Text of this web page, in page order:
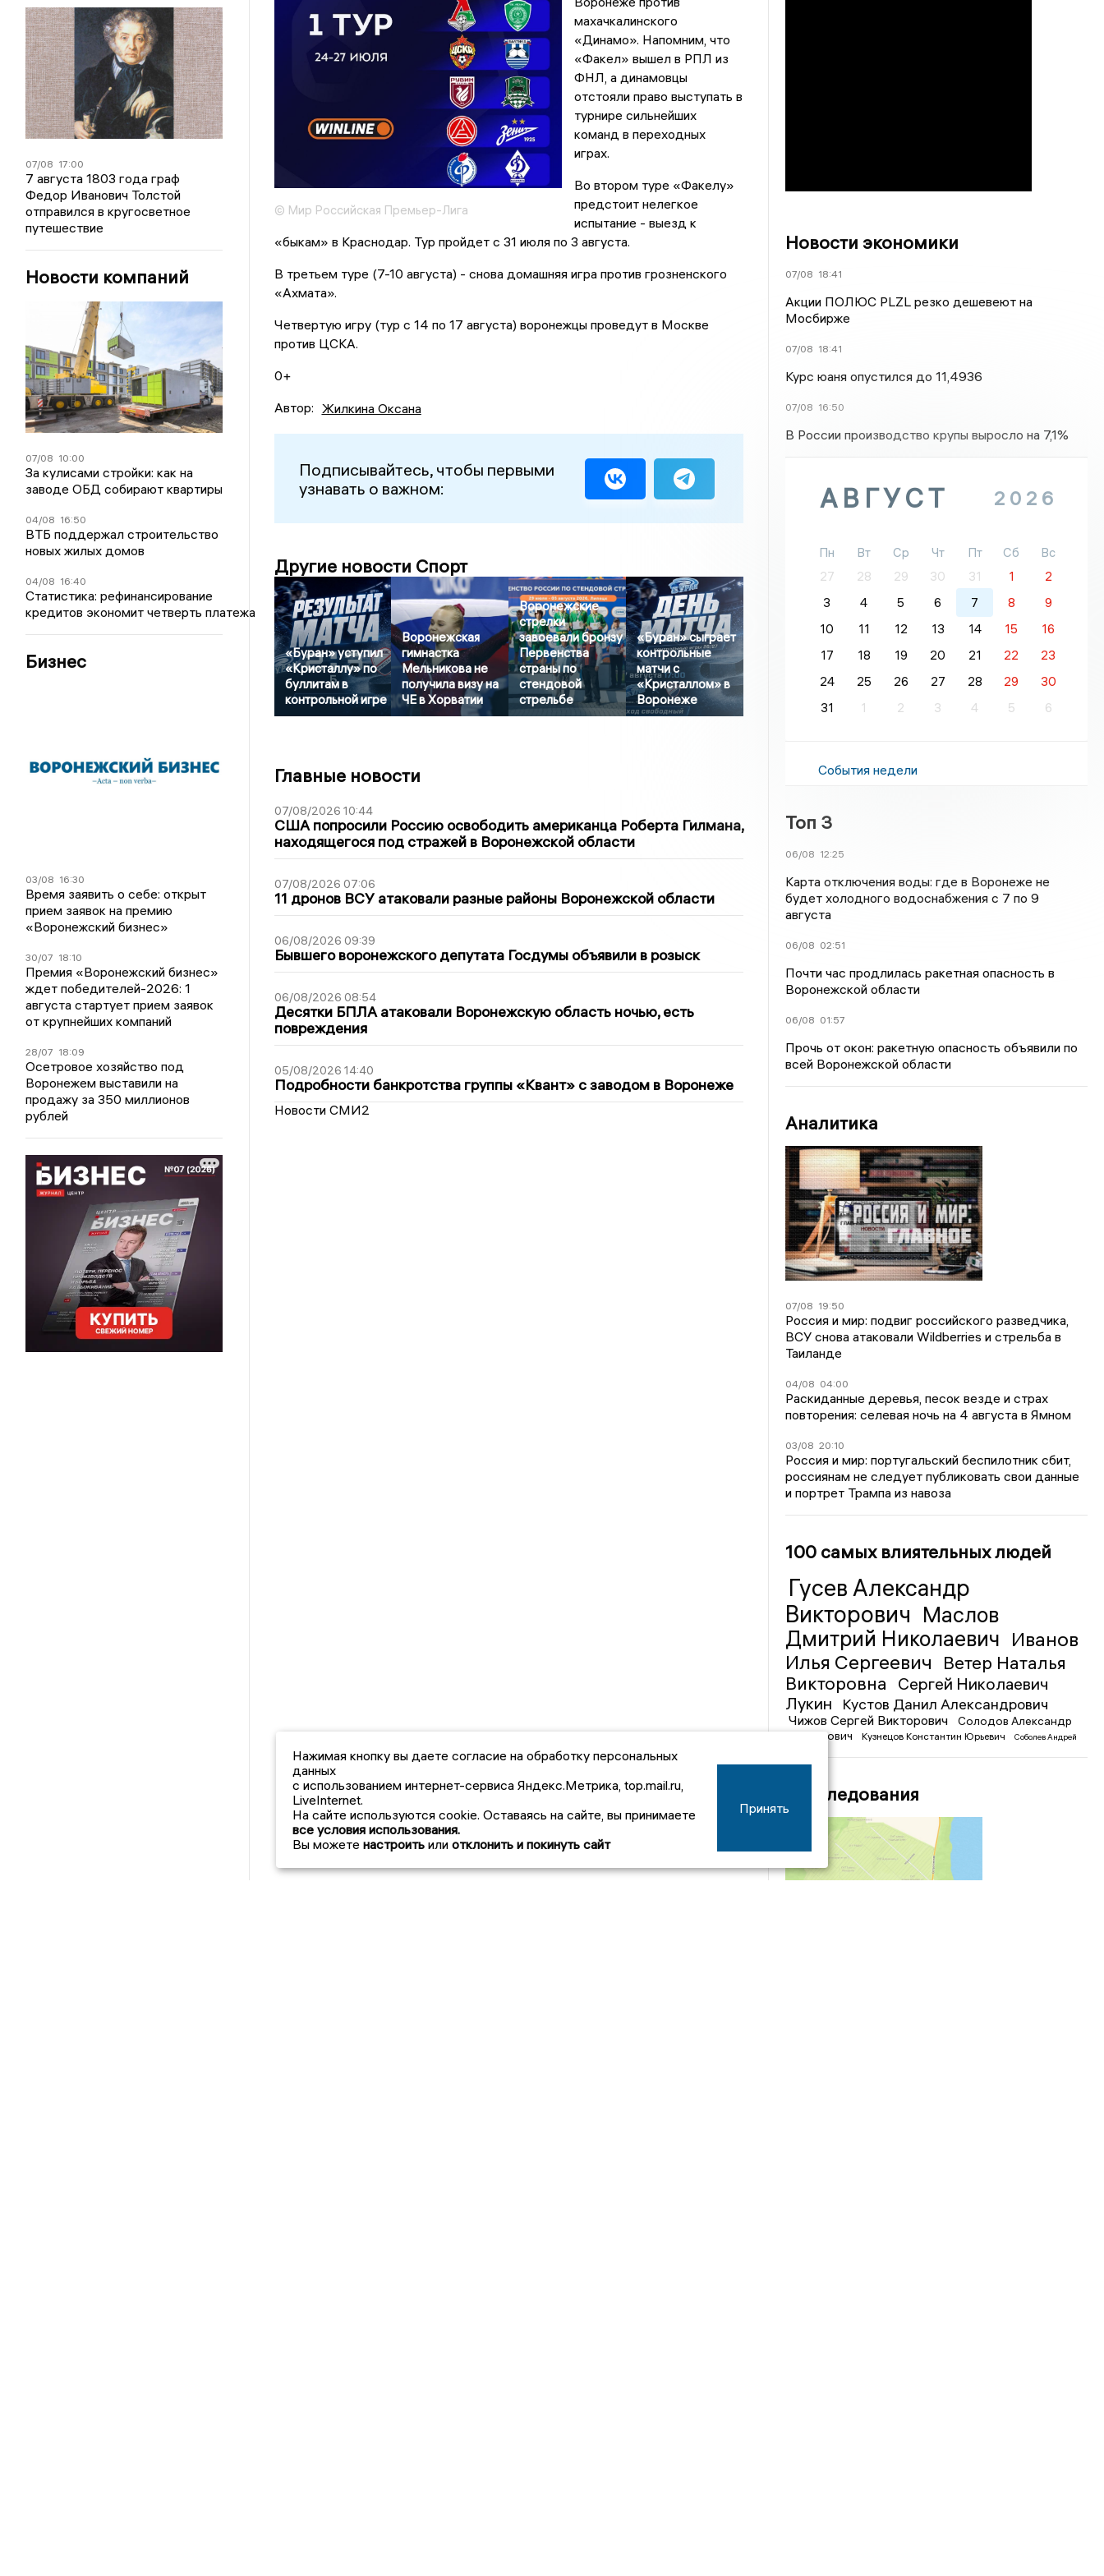
07/08 17:00
7 августа 1803 года граф
Федор Иванович Толстой
отправился в кругосветное
путешествие
Новости компаний
07/08 10:00
За кулисами стройки: как на
заводе ОБД собирают квартиры
04/08 16:50
ВТБ поддержал строительство
новых жилых домов
04/08 16:40
Статистика: рефинансирование
кредитов экономит четверть платежа
Бизнес
03/08 16:30
Время заявить о себе: открыт
прием заявок на премию
«Воронежский бизнес»
30/07 18:10
Премия «Воронежский бизнес»
ждет победителей-2026: 1
августа стартует прием заявок
от крупнейших компаний
28/07 18:09
Осетровое хозяйство под
Воронежем выставили на
продажу за 350 миллионов
рублей
© Мир Российская Премьер-Лига
махачкалинского
«Динамо». Напомним, что
«Факел» вышел в РПЛ из
ФНЛ, а динамовцы
отстояли право выступать в
турнире сильнейших
команд в переходных
играх.
Во втором туре «Факелу»
предстоит нелегкое
испытание - выезд к
«быкам» в Краснодар. Тур пройдет с 31 июля по 3 августа.
В третьем туре (7-10 августа) - снова домашняя игра против грозненского
«Ахмата».
Четвертую игру (тур с 14 по 17 августа) воронежцы проведут в Москве
против ЦСКА.
0+
Автор: Жилкина Оксана
Подписывайтесь, чтобы первыми
узнавать о важном:
Другие новости Спорт
«Буран» уступил
«Кристаллу» по
буллитам в
контрольной игре
Воронежская
гимнастка
Мельникова не
получила визу на
ЧЕ в Хорватии
Воронежские
стрелки
завоевали бронзу
Первенства
страны по
стендовой
стрельбе
«Буран» сыграет
контрольные
матчи с
«Кристаллом» в
Воронеже
Главные новости
07/08/2026 10:44
США попросили Россию освободить американца Роберта Гилмана,
находящегося под стражей в Воронежской области
07/08/2026 07:06
11 дронов ВСУ атаковали разные районы Воронежской области
06/08/2026 09:39
Бывшего воронежского депутата Госдумы объявили в розыск
06/08/2026 08:54
Десятки БПЛА атаковали Воронежскую область ночью, есть
повреждения
05/08/2026 14:40
Подробности банкротства группы «Квант» с заводом в Воронеже
Новости СМИ2
Новости экономики
07/08 18:41
Акции ПОЛЮС PLZL резко дешевеют на
Мосбирже
07/08 18:41
Курс юаня опустился до 11,4936
07/08 16:50
В России производство крупы выросло на 7,1%
АВГУСТ 2026
Пн Вт Ср Чт Пт Сб
Вс
27
28 29 30 31 1
2
3
4 5 6 7 8
9
10
11 12 13 14 15
16
17
18 19 20 21 22
23
24
25 26 27 28 29
30
31
1 2 3 4 5 6
События недели
Топ 3
06/08 12:25
Карта отключения воды: где в Воронеже не
будет холодного водоснабжения с 7 по 9
августа
06/08 02:51
Почти час продлилась ракетная опасность в
Воронежской области
06/08 01:57
Прочь от окон: ракетную опасность объявили по
всей Воронежской области
Аналитика
07/08 19:50
Россия и мир: подвиг российского разведчика,
ВСУ снова атаковали Wildberries и стрельба в
Таиланде
04/08 04:00
Раскиданные деревья, песок везде и страх
повторения: селевая ночь на 4 августа в Ямном
03/08 20:10
Россия и мир: португальский беспилотник сбит,
россиянам не следует публиковать свои данные
и портрет Трампа из навоза
100 самых влиятельных людей
Гусев Александр
Викторович Маслов
Дмитрий Николаевич Иванов
Илья Сергеевич
Ветер Наталья
Викторовна
Сергей Николаевич
Лукин
Кустов Данил Александрович
Чижов Сергей Викторович
Солодов Александр
Михайлович
Кузнецов Константин Юрьевич
Соболев Андрей
Расследования
Нажимая кнопку вы даете согласие на обработку персональных
данных
с использованием интернет-сервиса Яндекс.Метрика, top.mail.ru,
LiveInternet.
На сайте используются cookie. Оставаясь на сайте, вы принимаете
все условия использования.
Вы можете настроить или отклонить и покинуть сайт
Принять